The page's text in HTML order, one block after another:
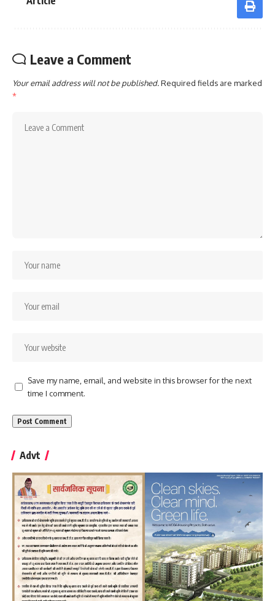
Leave a Comment
Your email address will not be published.Required fields are marked
*
Save my name, email, and website in this browser for the next
time I comment.
Advt